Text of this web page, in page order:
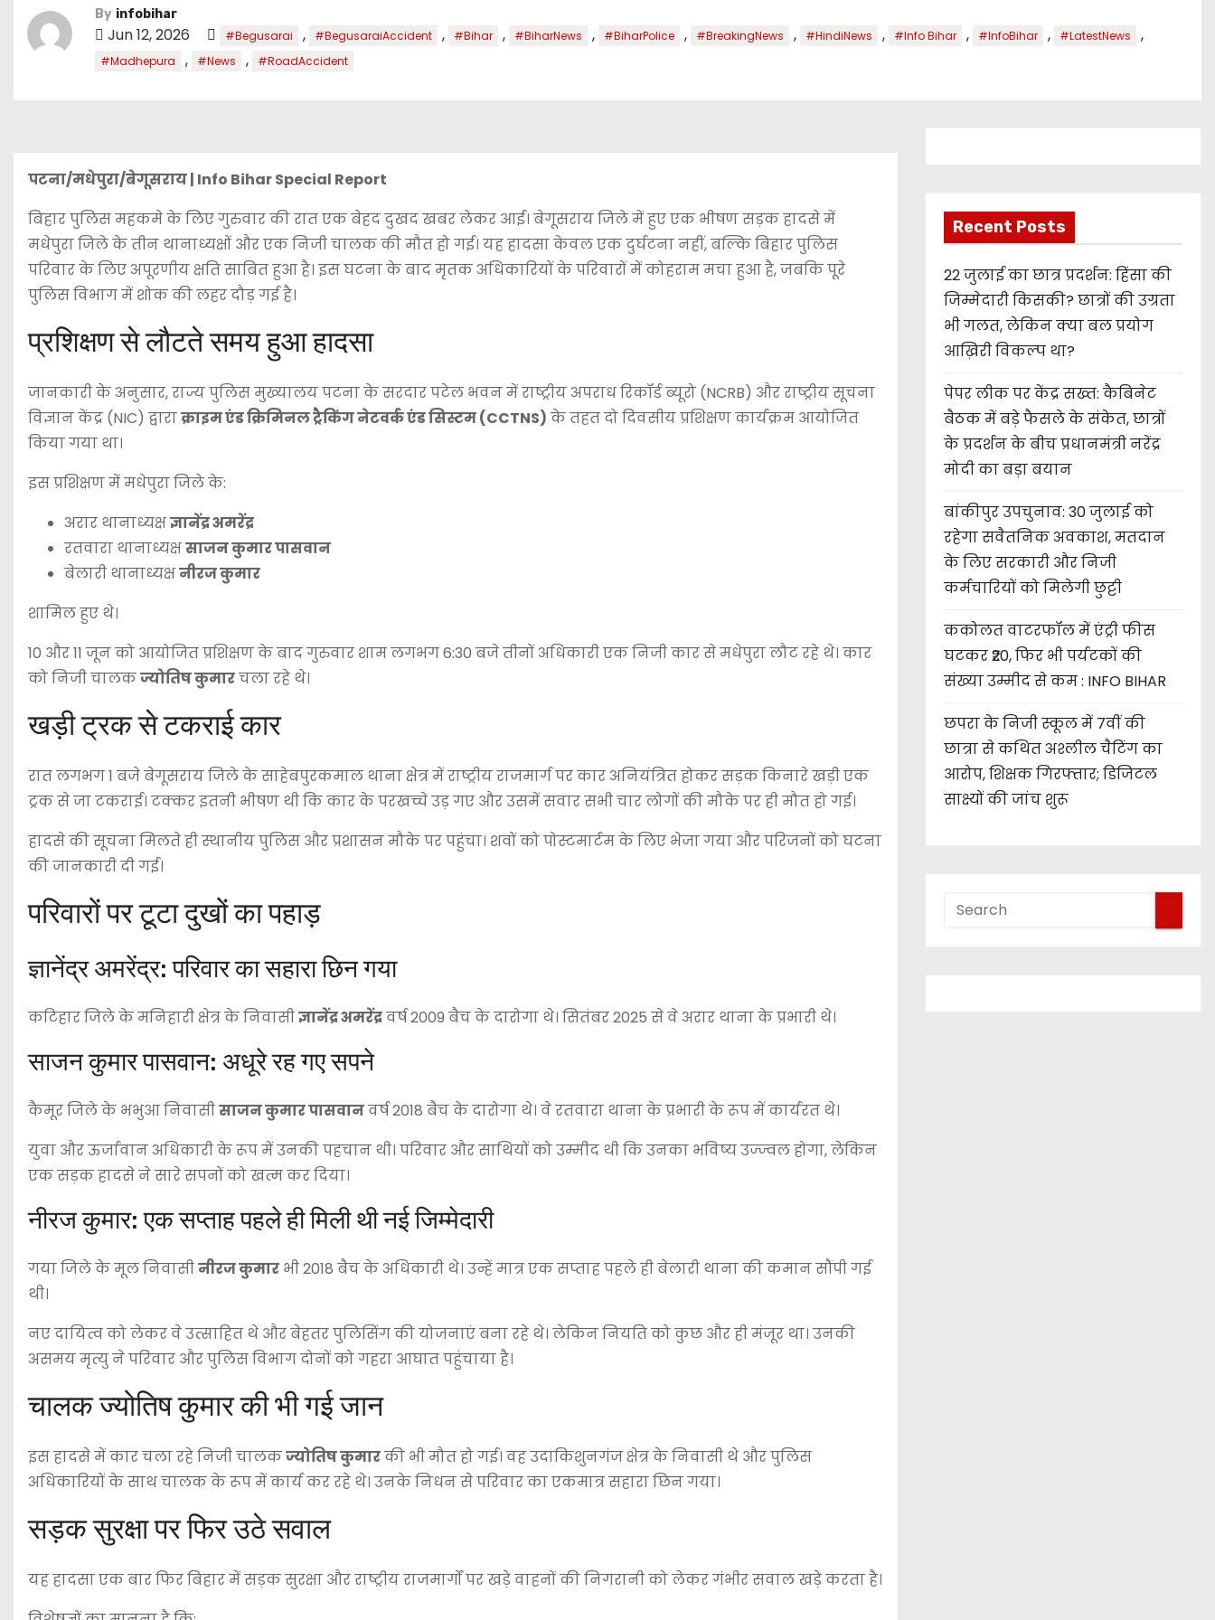
By infobihar
Jun 12, 2026 #Begusarai , #BegusaraiAccident , #Bihar , #BiharNews , #BiharPolice , #BreakingNews , #HindiNews , #Info Bihar , #InfoBihar , #LatestNews ,
#Madhepura , #News , #RoadAccident
पटना/मधेपुरा/बेगूसराय | Info Bihar Special Report
बिहार पुलिस महकमे के लिए गुरुवार की रात एक बेहद दुखद खबर लेकर आई। बेगूसराय जिले में हुए एक भीषण सड़क हादसे में
मधेपुरा जिले के तीन थानाध्यक्षों और एक निजी चालक की मौत हो गई। यह हादसा केवल एक दुर्घटना नहीं, बल्कि बिहार पुलिस
परिवार के लिए अपूरणीय क्षति साबित हुआ है। इस घटना के बाद मृतक अधिकारियों के परिवारों में कोहराम मचा हुआ है, जबकि पूरे
पुलिस विभाग में शोक की लहर दौड़ गई है।
प्रशिक्षण से लौटते समय हुआ हादसा
जानकारी के अनुसार, राज्य पुलिस मुख्यालय पटना के सरदार पटेल भवन में राष्ट्रीय अपराध रिकॉर्ड ब्यूरो (NCRB) और राष्ट्रीय सूचना
विज्ञान केंद्र (NIC) द्वाराक्राइम एंड क्रिमिनल ट्रैकिंग नेटवर्क एंड सिस्टम (CCTNS) के तहत दो दिवसीय प्रशिक्षण कार्यक्रम आयोजित
किया गया था।
इस प्रशिक्षण में मधेपुरा जिले के:
अरार थानाध्यक्षज्ञानेंद्र अमरेंद्र
रतवारा थानाध्यक्षसाजन कुमार पासवान
बेलारी थानाध्यक्षनीरज कुमार
शामिल हुए थे।
10 और 11 जून को आयोजित प्रशिक्षण के बाद गुरुवार शाम लगभग 6:30 बजे तीनों अधिकारी एक निजी कार से मधेपुरा लौट रहे थे। कार
को निजी चालकज्योतिष कुमारचला रहे थे।
खड़ी ट्रक से टकराई कार
रात लगभग 1 बजे बेगूसराय जिले के साहेबपुरकमाल थाना क्षेत्र में राष्ट्रीय राजमार्ग पर कार अनियंत्रित होकर सड़क किनारे खड़ी एक
ट्रक से जा टकराई। टक्कर इतनी भीषण थी कि कार के परखच्चे उड़ गए और उसमें सवार सभी चार लोगों की मौके पर ही मौत हो गई।
हादसे की सूचना मिलते ही स्थानीय पुलिस और प्रशासन मौके पर पहुंचा। शवों को पोस्टमार्टम के लिए भेजा गया और परिजनों को घटना
की जानकारी दी गई।
परिवारों पर टूटा दुखों का पहाड़
ज्ञानेंद्र अमरेंद्र: परिवार का सहारा छिन गया
कटिहार जिले के मनिहारी क्षेत्र के निवासीज्ञानेंद्र अमरेंद्रवर्ष 2009 बैच के दारोगा थे। सितंबर 2025 से वे अरार थाना के प्रभारी थे।
साजन कुमार पासवान: अधूरे रह गए सपने
कैमूर जिले के भभुआ निवासीसाजन कुमार पासवानवर्ष 2018 बैच के दारोगा थे। वे रतवारा थाना के प्रभारी के रूप में कार्यरत थे।
युवा और ऊर्जावान अधिकारी के रूप में उनकी पहचान थी। परिवार और साथियों को उम्मीद थी कि उनका भविष्य उज्ज्वल होगा, लेकिन
एक सड़क हादसे ने सारे सपनों को खत्म कर दिया।
नीरज कुमार: एक सप्ताह पहले ही मिली थी नई जिम्मेदारी
गया जिले के मूल निवासीनीरज कुमार भी 2018 बैच के अधिकारी थे। उन्हें मात्र एक सप्ताह पहले ही बेलारी थाना की कमान सौंपी गई
थी।
नए दायित्व को लेकर वे उत्साहित थे और बेहतर पुलिसिंग की योजनाएं बना रहे थे। लेकिन नियति को कुछ और ही मंजूर था। उनकी
असमय मृत्यु ने परिवार और पुलिस विभाग दोनों को गहरा आघात पहुंचाया है।
चालक ज्योतिष कुमार की भी गई जान
इस हादसे में कार चला रहे निजी चालकज्योतिष कुमारकी भी मौत हो गई। वह उदाकिशुनगंज क्षेत्र के निवासी थे और पुलिस
अधिकारियों के साथ चालक के रूप में कार्य कर रहे थे। उनके निधन से परिवार का एकमात्र सहारा छिन गया।
सड़क सुरक्षा पर फिर उठे सवाल
यह हादसा एक बार फिर बिहार में सड़क सुरक्षा और राष्ट्रीय राजमार्गों पर खड़े वाहनों की निगरानी को लेकर गंभीर सवाल खड़े करता है।
Recent Posts
22 जुलाई का छात्र प्रदर्शन: हिंसा की
जिम्मेदारी किसकी? छात्रों की उग्रता
भी गलत, लेकिन क्या बल प्रयोग
आख़िरी विकल्प था?
पेपर लीक पर केंद्र सख्त: कैबिनेट
बैठक में बड़े फैसले के संकेत, छात्रों
के प्रदर्शन के बीच प्रधानमंत्री नरेंद्र
मोदी का बड़ा बयान
बांकीपुर उपचुनाव: 30 जुलाई को
रहेगा सवैतनिक अवकाश, मतदान
के लिए सरकारी और निजी
कर्मचारियों को मिलेगी छुट्टी
ककोलत वाटरफॉल में एंट्री फीस
घटकर ₹20, फिर भी पर्यटकों की
संख्या उम्मीद से कम : INFO BIHAR
छपरा के निजी स्कूल में 7वीं की
छात्रा से कथित अश्लील चैटिंग का
आरोप, शिक्षक गिरफ्तार; डिजिटल
साक्ष्यों की जांच शुरू